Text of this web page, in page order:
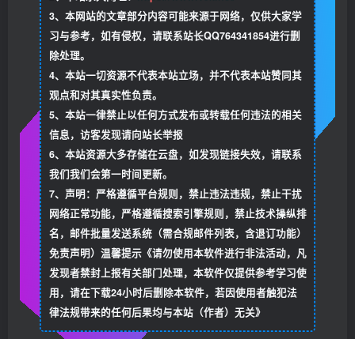
3、本网站的文章部分内容可能来源于网络，仅供大家学
习与参考，如有侵权，请联系站长QQ764341854进行删
除处理。
4、本站一切资源不代表本站立场，并不代表本站赞同其
观点和对其真实性负责。
5、本站一律禁止以任何方式发布或转载任何违法的相关
信息，访客发现请向站长举报
6、本站资源大多存储在云盘，如发现链接失效，请联系
我们我们会第一时间更新。
7、声明：严格遵循平台规则，禁止违法违规，禁止干扰
网络正常功能，严格遵循搜索引擎规则，禁止技术操纵排
名，邮件批量发送系统（需合规邮件列表，含退订功能）
免责声明）温馨提示《请勿使用本软件进行非法活动，凡
发现者禁封上报有关部门处理，本软件仅提供参考学习使
用，请在下载24小时后删除本软件，若因使用者触犯法
律法规带来的任何后果均与本站（作者）无关》